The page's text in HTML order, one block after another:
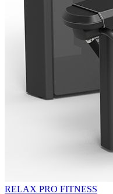
RELAX PRO FITNESS